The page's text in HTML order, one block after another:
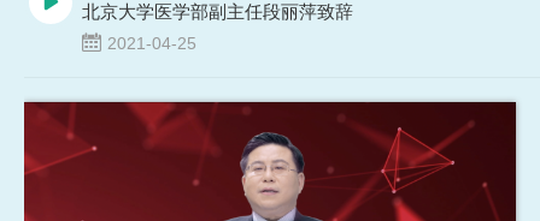
北京大学医学部副主任段丽萍致辞
2021-04-25